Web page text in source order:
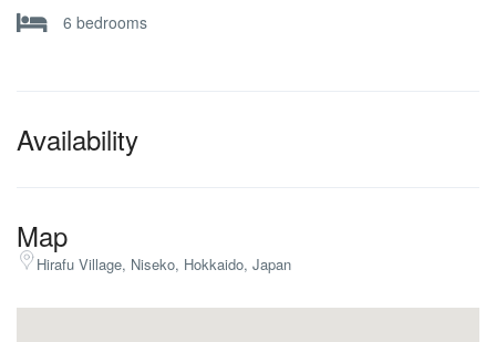
6 bedrooms
Availability
Map
Hirafu Village, Niseko, Hokkaido, Japan